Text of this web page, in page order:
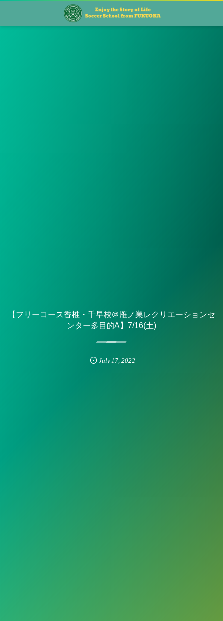
【フリーコース香椎・千早校＠雁ノ巣レクリエーションセ
ンター多目的A】7/16(土)
July 17, 2022